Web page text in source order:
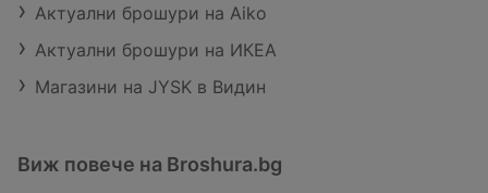
Актуални брошури на Aiko
Актуални брошури на ИКЕА
Магазини на JYSK в Видин
Виж повече на Broshura.bg